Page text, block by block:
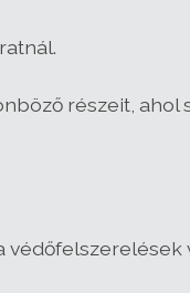
részeit, ahol